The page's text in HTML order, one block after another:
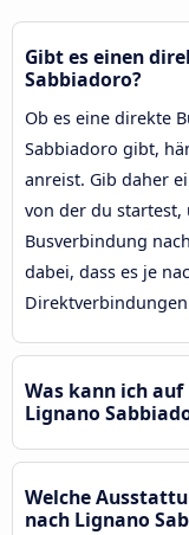
Gibt es einen
Sabbiadoro?
Ob es eine direkte
Sabbiadoro gibt,
anreist. Gib daher
von der du startest,
Busverbindung
dabei, dass es je
Was kann ich
Lignano
Welche
nach Lignano